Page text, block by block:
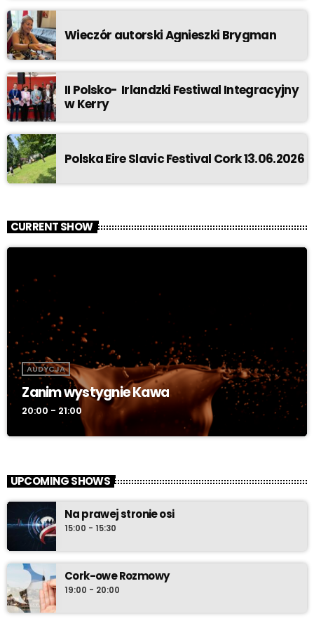
Wieczór autorski Agnieszki Brygman
II Polsko- Irlandzki Festiwal Integracyjny
w Kerry
Polska Eire Slavic Festival Cork 13.06.2026
CURRENT SHOW
AUDYCJA
Zanim wystygnie Kawa
20:00 - 21:00
UPCOMING SHOWS
Na prawej stronie osi
15:00 - 15:30
Cork-owe Rozmowy
19:00 - 20:00